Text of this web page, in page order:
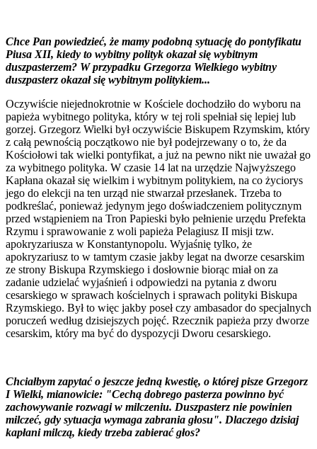
Chce Pan powiedzieć, że mamy podobną sytuację do pontyfikatu
Piusa XII, kiedy to wybitny polityk okazał się wybitnym
duszpasterzem? W przypadku Grzegorza Wielkiego wybitny
duszpasterz okazał się wybitnym politykiem...
Oczywiście niejednokrotnie w Kościele dochodziło do wyboru na
papieża wybitnego polityka, który w tej roli spełniał się lepiej lub
gorzej. Grzegorz Wielki był oczywiście Biskupem Rzymskim, który
z całą pewnością początkowo nie był podejrzewany o to, że da
Kościołowi tak wielki pontyfikat, a już na pewno nikt nie uważał go
za wybitnego polityka. W czasie 14 lat na urzędzie Najwyższego
Kapłana okazał się wielkim i wybitnym politykiem, na co życiorys
jego do elekcji na ten urząd nie stwarzał przesłanek. Trzeba to
podkreślać, ponieważ jedynym jego doświadczeniem politycznym
przed wstąpieniem na Tron Papieski było pełnienie urzędu Prefekta
Rzymu i sprawowanie z woli papieża Pelagiusz II misji tzw.
apokryzariusza w Konstantynopolu. Wyjaśnię tylko, że
apokryzariusz to w tamtym czasie jakby legat na dworze cesarskim
ze strony Biskupa Rzymskiego i dosłownie biorąc miał on za
zadanie udzielać wyjaśnień i odpowiedzi na pytania z dworu
cesarskiego w sprawach kościelnych i sprawach polityki Biskupa
Rzymskiego. Był to więc jakby poseł czy ambasador do specjalnych
poruczeń według dzisiejszych pojęć. Rzecznik papieża przy dworze
cesarskim, który ma być do dyspozycji Dworu cesarskiego.
Chciałbym zapytać o jeszcze jedną kwestię, o której pisze Grzegorz
I Wielki, mianowicie: "Cechą dobrego pasterza powinno być
zachowywanie rozwagi w milczeniu. Duszpasterz nie powinien
milczeć, gdy sytuacja wymaga zabrania głosu". Dlaczego dzisiaj
kapłani milczą, kiedy trzeba zabierać głos?